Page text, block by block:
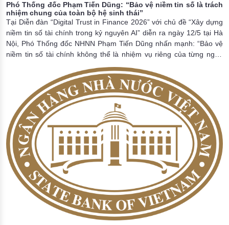
Phó Thống đốc Phạm Tiến Dũng: “Bảo vệ niềm tin số là trách
nhiệm chung của toàn bộ hệ sinh thái”
Tại Diễn đàn “Digital Trust in Finance 2026” với chủ đề “Xây dựng
niềm tin số tài chính trong kỷ nguyên AI” diễn ra ngày 12/5 tại Hà
Nội, Phó Thống đốc NHNN Phạm Tiến Dũng nhấn mạnh: “Bảo vệ
niềm tin số tài chính không thể là nhiệm vụ riêng của từng ngân
hàng, từng công ty chứng khoán, từng ví điện tử hay từng nền
tảng công nghệ, mà phải là trách nhiệm chung của toàn bộ hệ sinh